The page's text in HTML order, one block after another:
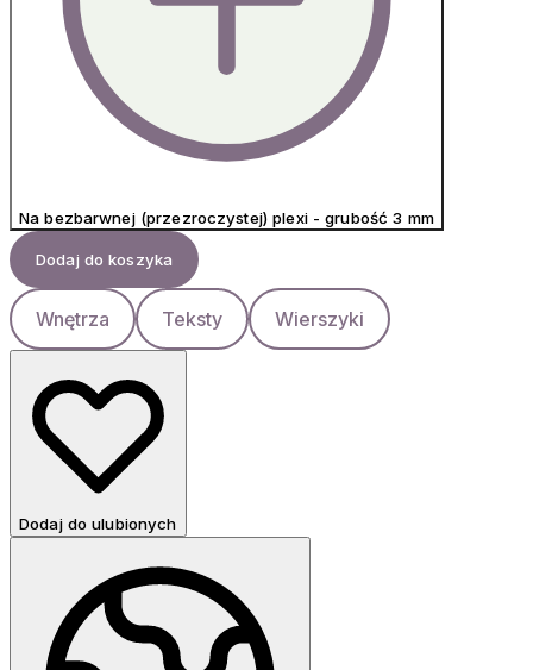
Na bezbarwnej (przezroczystej) plexi - grubość 3 mm
Dodaj do koszyka
Wnętrza Teksty Wierszyki
Dodaj do ulubionych